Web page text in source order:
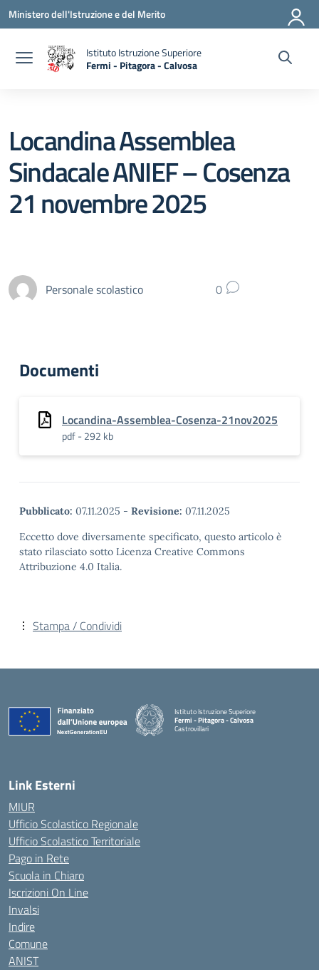
Vai ai contenuti
Vai al menu di navigazione
Vai al footer
Ministero dell'Istruzione e del Merito
Istituto Istruzione Superiore
Fermi - Pitagora - Calvosa
— Visita la pagina iniziale della scuola
Locandina Assemblea
Sindacale ANIEF – Cosenza
21 novembre 2025
Personale scolastico 0
Documenti
Locandina-Assemblea-Cosenza-21nov2025
pdf - 292 kb
Pubblicato: 07.11.2025 - Revisione: 07.11.2025
Eccetto dove diversamente specificato, questo articolo è
stato rilasciato sotto Licenza Creative Commons
Attribuzione 4.0 Italia.
Stampa / Condividi
Istituto Istruzione Superiore
Fermi - Pitagora - Calvosa
Castrovillari
Link Esterni
MIUR
Ufficio Scolastico Regionale
Ufficio Scolastico Territoriale
Pago in Rete
Scuola in Chiaro
Iscrizioni On Line
Invalsi
Indire
Comune
ANIST